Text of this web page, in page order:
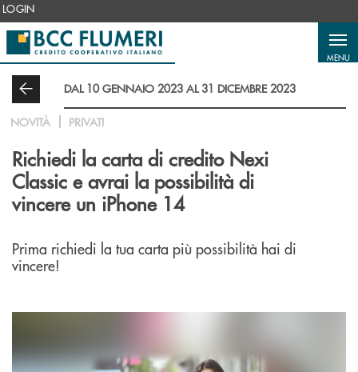
Salta al contenuto principale
LOGIN
MENU
DAL 10 GENNAIO 2023 AL 31 DICEMBRE 2023
NOVITÀ PRIVATI
Richiedi la carta di credito Nexi
Classic e avrai la possibilità di
vincere un iPhone 14
Prima richiedi la tua carta più possibilità hai di
vincere!